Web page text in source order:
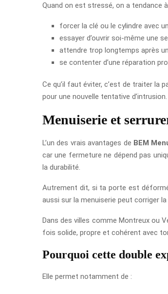
Quand on est stressé, on a tendance
forcer la clé ou le cylindre avec
essayer d’ouvrir soi-même une
attendre trop longtemps après
se contenter d’une réparation
Ce qu’il faut éviter, c’est de traiter la
pour une nouvelle tentative d’intrusion.
Menuiserie et
L’un des vrais avantages de BEM
car une fermeture ne dépend pas
la durabilité.
Autrement dit, si ta porte est
aussi sur la menuiserie peut corriger
Dans des villes comme Montreux ou
fois solide, propre et cohérent avec
Pourquoi cette double
Elle permet notamment de :